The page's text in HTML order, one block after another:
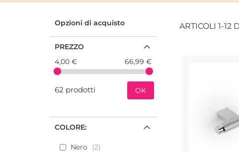
ARTICOLI 1-12
Opzioni di acquisto
PREZZO
4,00 €
66,99 €
62 prodotti OK
COLORE:
Nero
2